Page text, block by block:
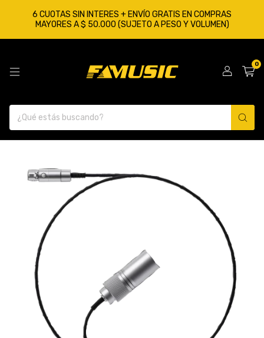
6 CUOTAS SIN INTERES + ENVÍO GRATIS EN COMPRAS
MAYORES A $ 50.000 (SUJETO A PESO Y VOLUMEN)
0